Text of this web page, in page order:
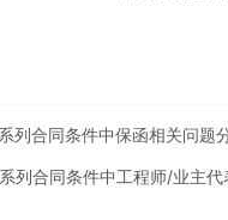
列合同条件中保函相关问题
列合同条件中工程师/业主代